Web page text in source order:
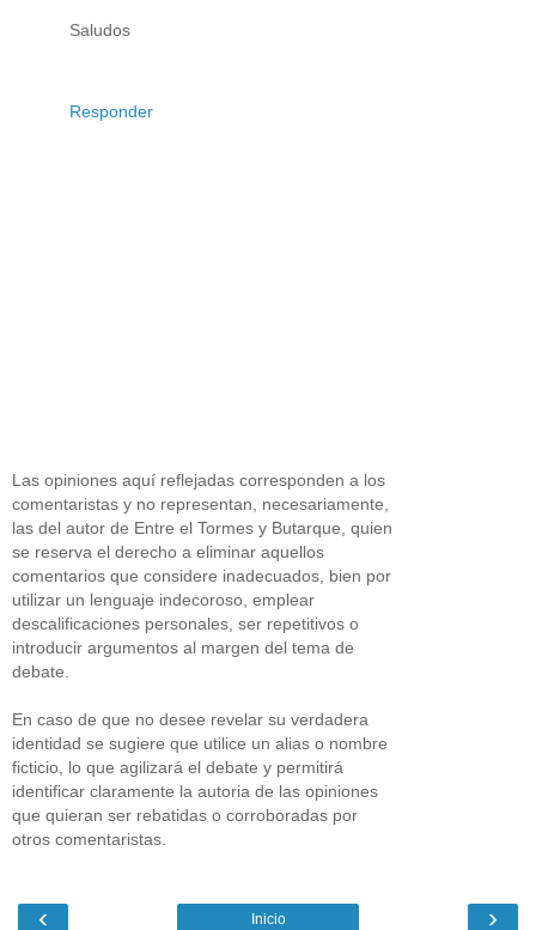
Saludos
Responder
Las opiniones aquí reflejadas corresponden a los
comentaristas y no representan, necesariamente,
las del autor de Entre el Tormes y Butarque, quien
se reserva el derecho a eliminar aquellos
comentarios que considere inadecuados, bien por
utilizar un lenguaje indecoroso, emplear
descalificaciones personales, ser repetitivos o
introducir argumentos al margen del tema de
debate.
En caso de que no desee revelar su verdadera
identidad se sugiere que utilice un alias o nombre
ficticio, lo que agilizará el debate y permitirá
identificar claramente la autoria de las opiniones
que quieran ser rebatidas o corroboradas por
otros comentaristas.
‹ ›
Inicio